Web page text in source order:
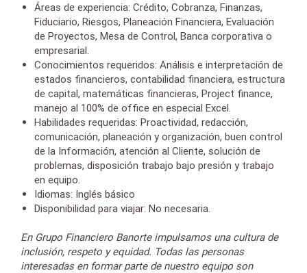
Áreas de experiencia: Crédito, Cobranza, Finanzas,
Fiduciario, Riesgos, Planeación Financiera, Evaluación
de Proyectos, Mesa de Control, Banca corporativa o
empresarial.
Conocimientos requeridos: Análisis e interpretación de
estados financieros, contabilidad financiera, estructura
de capital, matemáticas financieras, Project finance,
manejo al 100% de office en especial Excel.
Habilidades requeridas: Proactividad, redacción,
comunicación, planeación y organización, buen control
de la Información, atención al Cliente, solución de
problemas, disposición trabajo bajo presión y trabajo
en equipo.
Idiomas: Inglés básico
Disponibilidad para viajar: No necesaria.
En Grupo Financiero Banorte impulsamos una cultura de
inclusión, respeto y equidad. Todas las personas
interesadas en formar parte de nuestro equipo son